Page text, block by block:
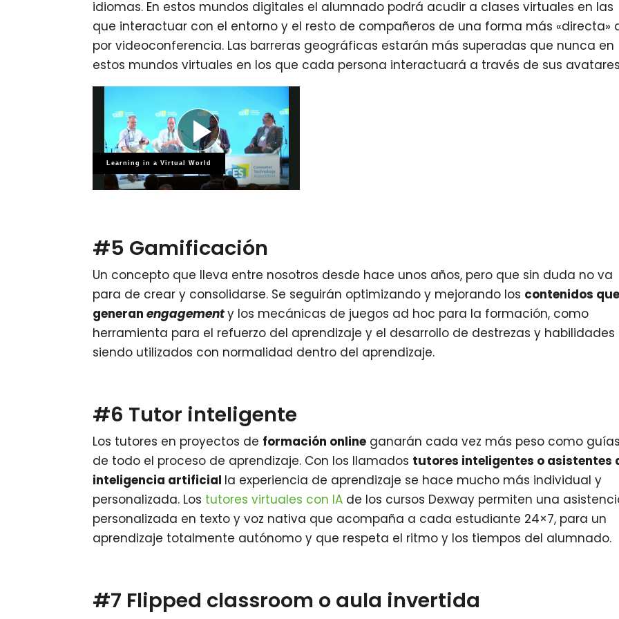
idiomas. En estos mundos digitales el alumnado podrá acudir a clases virtuales en las
que interactuar con el entorno y el resto de compañeros de una forma más «directa»
por videoconferencia. Las barreras geográficas estarán más superadas que nunca en
estos mundos virtuales en los que cada persona interactuará a través de sus
#5 Gamificación
Un concepto que lleva entre nosotros desde hace unos años, pero que sin duda no va
para de crear y consolidarse. Se seguirán optimizando y mejorando los contenidos que
generanengagementy los mecánicas de juegos ad hoc para la formación, como
herramienta para el refuerzo del aprendizaje y el desarrollo de destrezas y habilidades
siendo utilizados con normalidad dentro del aprendizaje.
#6 Tutor inteligente
Los tutores en proyectos de formación online ganarán cada vez más peso como guías
de todo el proceso de aprendizaje. Con los llamados tutores inteligentes o asistentes
inteligencia artificial la experiencia de aprendizaje se hace mucho más individual y
personalizada. Los tutores virtuales con IA de los cursos Dexway permiten una
personalizada en texto y voz nativa que acompaña a cada estudiante 24×7, para un
aprendizaje totalmente autónomo y que respeta el ritmo y los tiempos del alumnado.
#7 Flipped classroom o aula invertida